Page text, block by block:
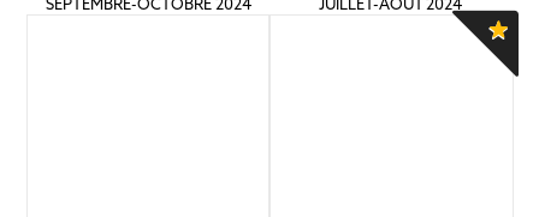
SEPTEMBRE-OCTOBRE 2024 JUILLET-AOUT 2024